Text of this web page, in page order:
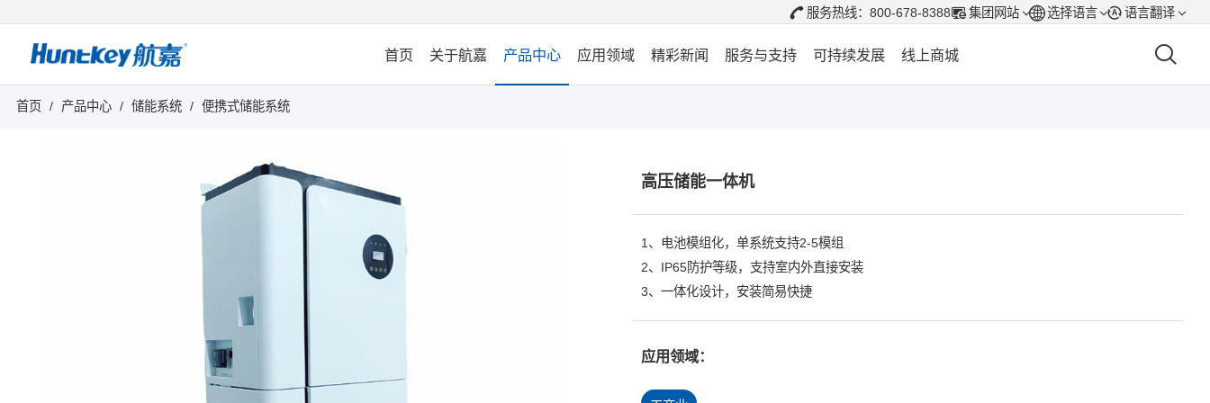
服务热线： 800-678-8388 集团网站 选择语言 语言翻译
首页 关于航嘉 产品中心 应用领域 精彩新闻 服务与支持 可持续发展 线上商城
首页 / 产品中心 / 储能系统 / 便携式储能系统
高压储能一体机
1、电池模组化，单系统支持2-5模组
2、IP65防护等级，支持室内外直接安装
3、一体化设计，安装简易快捷
应用领域：